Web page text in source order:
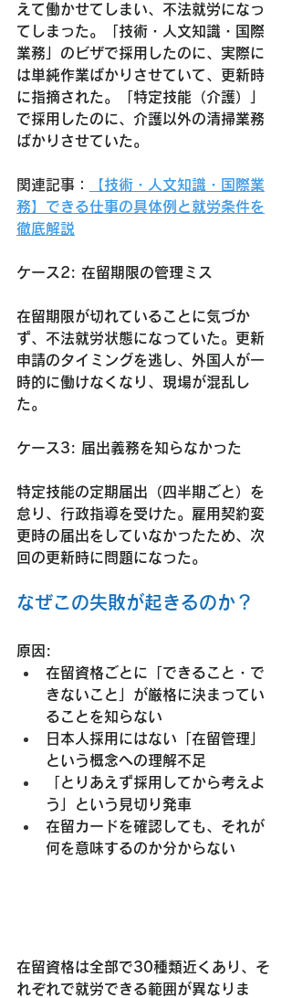
えて働かせてしまい、不法就労になっ
てしまった。「技術・人文知識・国際
業務」のビザで採用したのに、実際に
は単純作業ばかりさせていて、更新時
に指摘された。「特定技能（介護）」
で採用したのに、介護以外の清掃業務
ばかりさせていた。
関連記事：
【技術・人文知識・国際業
務】できる仕事の具体例と就労条件を
徹底解説
ケース2: 在留期限の管理ミス
在留期限が切れていることに気づか
ず、不法就労状態になっていた。更新
申請のタイミングを逃し、外国人が一
時的に働けなくなり、現場が混乱し
た。
ケース3: 届出義務を知らなかった
特定技能の定期届出（四半期ごと）を
怠り、行政指導を受けた。雇用契約変
更時の届出をしていなかったため、次
回の更新時に問題になった。
なぜこの失敗が起きるのか？
原因:
在留資格ごとに「できること・で
きないこと」が厳格に決まってい
ることを知らない
日本人採用にはない「在留管理」
という概念への理解不足
「とりあえず採用してから考えよ
う」という見切り発車
在留カードを確認しても、それが
何を意味するのか分からない
在留資格は全部で30種類近くあり、そ
れぞれで就労できる範囲が異なりま